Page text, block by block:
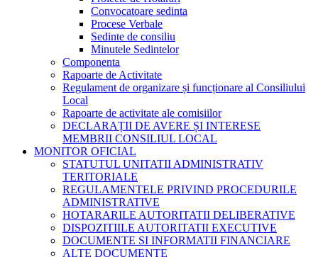
Convocatoare sedinta
Procese Verbale
Sedinte de consiliu
Minutele Sedintelor
Componenta
Rapoarte de Activitate
Regulament de organizare și funcționare al Consiliului
Local
Rapoarte de activitate ale comisiilor
DECLARAȚII DE AVERE ȘI INTERESE
MEMBRII CONSILIUL LOCAL
MONITOR OFICIAL
STATUTUL UNITATII ADMINISTRATIV
TERITORIALE
REGULAMENTELE PRIVIND PROCEDURILE
ADMINISTRATIVE
HOTARARILE AUTORITATII DELIBERATIVE
DISPOZITIILE AUTORITATII EXECUTIVE
DOCUMENTE SI INFORMATII FINANCIARE
ALTE DOCUMENTE